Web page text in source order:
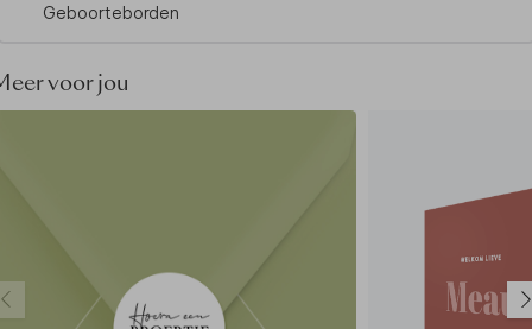
geboorteborden
Geboorteborden
voor jou